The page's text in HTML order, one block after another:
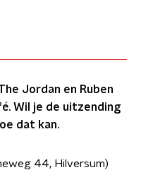
Jordan en Ruben
Wil je de uitzending
dat kan.
44, Hilversum)